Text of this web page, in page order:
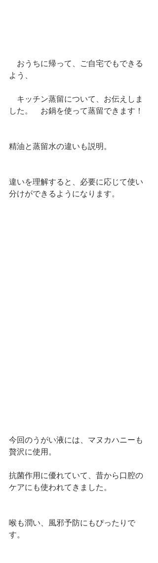
おうちに帰って、ご自宅でもできる
よう、
キッチン蒸留について、お伝えしま
した。　お鍋を使って蒸留できます！
精油と蒸留水の違いも説明。
違いを理解すると、必要に応じて使い
分けができるようになります。
今回のうがい液には、マヌカハニーも
贅沢に使用。
抗菌作用に優れていて、昔から口腔の
ケアにも使われてきました。
喉も潤い、風邪予防にもぴったりで
す。